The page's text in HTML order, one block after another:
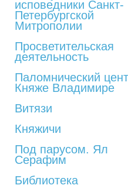
исповедники Санкт-
Петербургской
Митрополии
Просветительская
деятельность
Паломнический
Княже Владимире
Витязи
Княжичи
Под парусом. Ял
Серафим
Библиотека